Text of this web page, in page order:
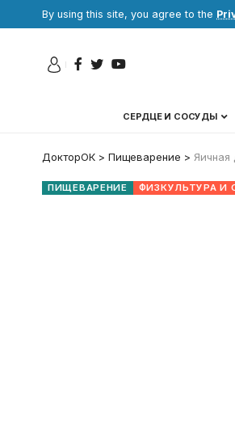
By using this site, you agree to the
СЕРДЦЕ И СОСУДЫ
ДокторОК > Пищеварение > Яичная
ПИЩЕВАРЕНИЕ ФИЗКУЛЬТУРА И